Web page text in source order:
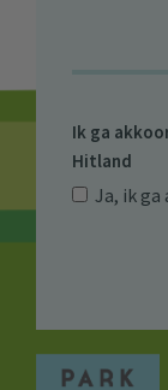
Ik ga
Hitland
Ja, ik ga